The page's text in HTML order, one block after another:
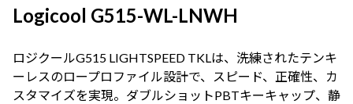
Logicool G515-WL-LNWH
ロジクールG515 LIGHTSPEED TKLは、洗練されたテンキ
ーレスのロープロファイル設計で、スピード、正確性、カ
スタマイズを実現。ダブルショットPBTキーキャップ、静